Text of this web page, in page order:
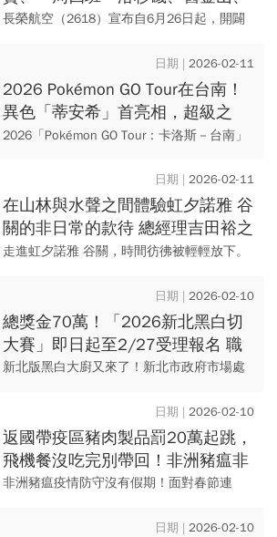
紐約等北美航點增至10個
長榮航空（2618）宣布自6月26日起，開闢
開放訂位購票，成為國內北美航點最多、航
班最密集的航空公司...
2026-02-11
2026 Pokémon GO Tour在台南！
異色「蒂安希」首亮相，超級之
夜、活動亮點、交通攻略必看
2026「Pokémon GO Tour：卡洛斯－台南」
園舉行。 屆時異色「蒂安希」將首度亮...
2026-02-11
在山林與水聲之間體驗虹夕諾雅 谷
關的非日常的款待 總經理吉田裕之
的「講究」哲學
走進虹夕諾雅 谷關，時間彷彿被輕輕放下。
是水流的低吟、山霧的流動，以及每一個細
節裡不張揚卻始終存在的「...
2026-02-10
總獎金70萬！「2026新北黑白切
大賽」即日起至2/27受理報名 職
人創新、經典傳統雙組別同場競技
新北版黑白大廚又來了！新北市政府市場處
傳記者會，由陳純敬副市長宣布活動正式開
跑，現場邀請吳秉承...
2026-02-10
返國帶疫區豬肉製品罰20萬起跳，
飛機餐沒吃完別帶回！非洲豬瘟非
疫區申請在即，邊境三面向加強檢
非洲豬瘟疫情防守沒有假期！面對春節連
挑戰也迎來新一波高峰。 行政院長卓榮泰周
2026-02-10